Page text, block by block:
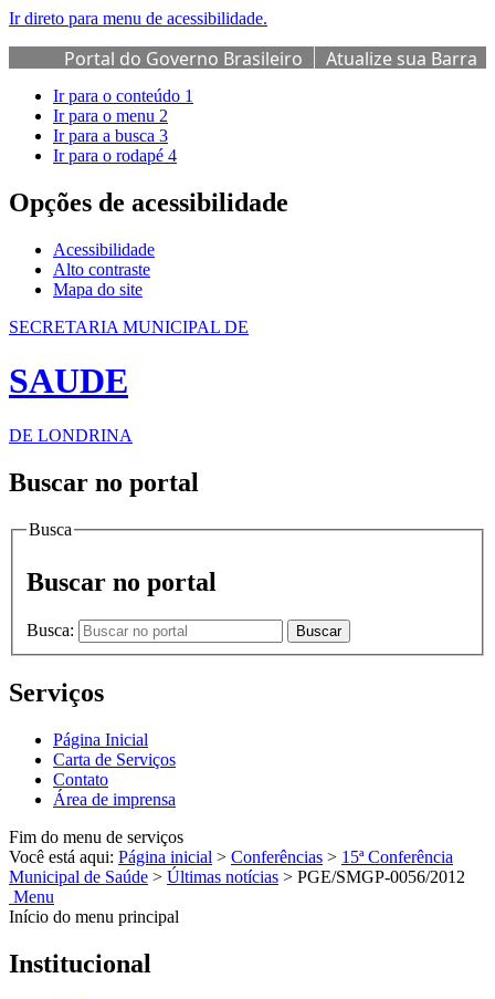
Ir direto para menu de acessibilidade.
Portal do Governo Brasileiro
Atualize sua Barra
de Governo
Ir para o conteúdo 1
Ir para o menu 2
Ir para a busca 3
Ir para o rodapé 4
Opções de acessibilidade
Acessibilidade
Alto contraste
Mapa do site
SECRETARIA MUNICIPAL DE
SAUDE
DE LONDRINA
Buscar no portal
Busca
Buscar no portal
Busca: Buscar
Serviços
Página Inicial
Carta de Serviços
Contato
Área de imprensa
Fim do menu de serviços
Você está aqui: Página inicial > Conferências > 15ª Conferência
Municipal de Saúde > Últimas notícias > PGE/SMGP-0056/2012
Menu
Início do menu principal
Institucional